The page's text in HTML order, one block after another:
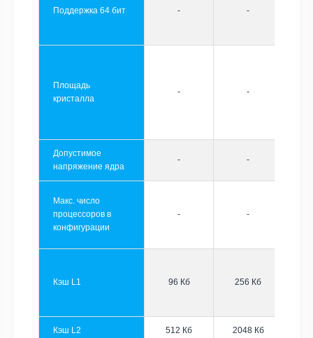
Поддержка 64 бит - -
Площадь
кристалла
- -
Допустимое
напряжение ядра
- -
Макс. число
процессоров в
конфигурации
- -
Кэш L1 96 Кб 256 Кб
Кэш L2 512 Кб 2048 Кб